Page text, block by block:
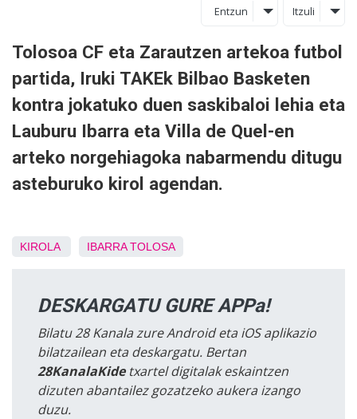
Entzun Itzuli
Tolosoa CF eta Zarautzen artekoa futbol
partida, Iruki TAKEk Bilbao Basketen
kontra jokatuko duen saskibaloi lehia eta
Lauburu Ibarra eta Villa de Quel-en
arteko norgehiagoka nabarmendu ditugu
asteburuko kirol agendan.
KIROLA IBARRA TOLOSA
DESKARGATU GURE APPa!
Bilatu 28 Kanala zure Android eta iOS aplikazio
bilatzailean eta deskargatu. Bertan
28KanalaKidetxartel digitalak eskaintzen
dizuten abantailez gozatzeko aukera izango
duzu.